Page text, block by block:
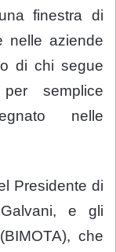
finestra di
nelle aziende
di chi segue
per semplice
nelle
Presidente di
e gli
che